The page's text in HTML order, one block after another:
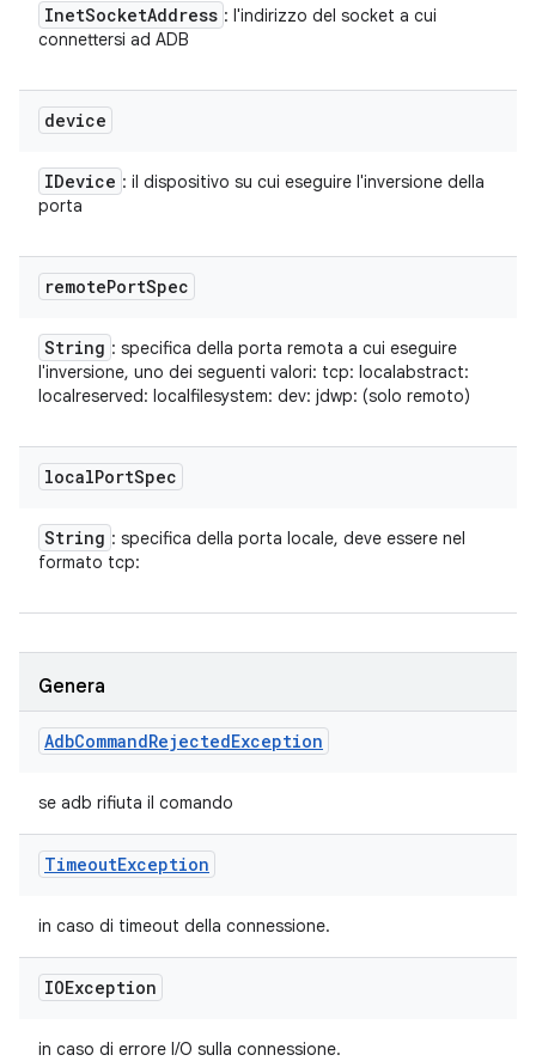
InetSocketAddress : l'indirizzo del socket a cui
connettersi ad ADB
device
IDevice : il dispositivo su cui eseguire l'inversione della
porta
remotePortSpec
String : specifica della porta remota a cui eseguire
l'inversione, uno dei seguenti valori: tcp: localabstract:
localreserved: localfilesystem: dev: jdwp: (solo remoto)
localPortSpec
String : specifica della porta locale, deve essere nel
formato tcp:
Genera
AdbCommandRejectedException
se adb rifiuta il comando
TimeoutException
in caso di timeout della connessione.
IOException
in caso di errore I/O sulla connessione.